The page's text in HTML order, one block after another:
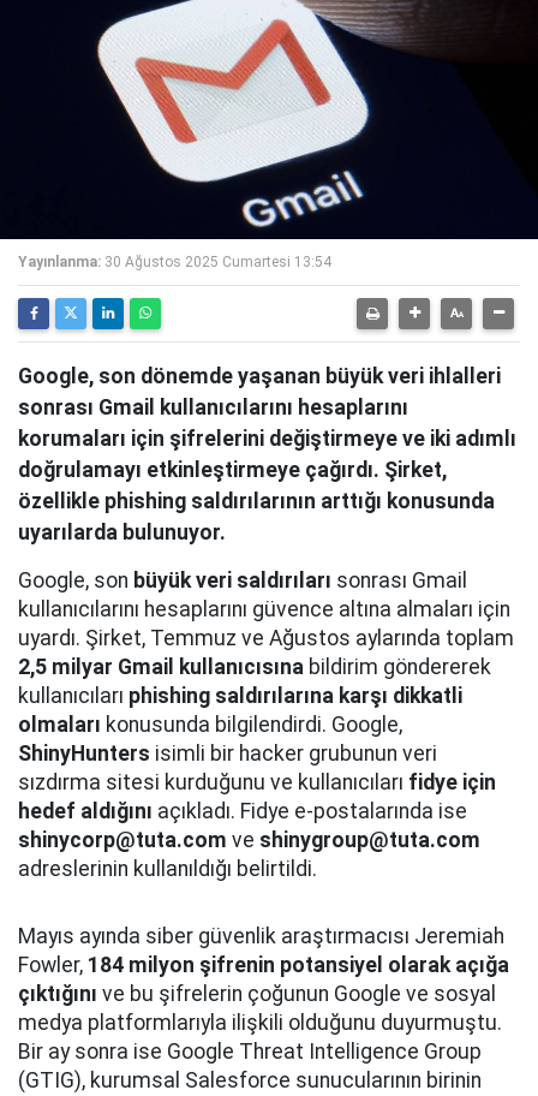
Yayınlanma: 30 Ağustos 2025 Cumartesi 13:54
Google, son dönemde yaşanan büyük veri ihlalleri
sonrası Gmail kullanıcılarını hesaplarını
korumaları için şifrelerini değiştirmeye ve iki adımlı
doğrulamayı etkinleştirmeye çağırdı. Şirket,
özellikle phishing saldırılarının arttığı konusunda
uyarılarda bulunuyor.
Google, son büyük veri saldırıları sonrası Gmail
kullanıcılarını hesaplarını güvence altına almaları için
uyardı. Şirket, Temmuz ve Ağustos aylarında toplam
2,5 milyar Gmail kullanıcısına bildirim göndererek
kullanıcıları phishing saldırılarına karşı dikkatli
olmaları konusunda bilgilendirdi. Google,
ShinyHunters isimli bir hacker grubunun veri
sızdırma sitesi kurduğunu ve kullanıcıları fidye için
hedef aldığını açıkladı. Fidye e-postalarında ise
shinycorp@tuta.com ve shinygroup@tuta.com
adreslerinin kullanıldığı belirtildi.
Mayıs ayında siber güvenlik araştırmacısı Jeremiah
Fowler, 184 milyon şifrenin potansiyel olarak açığa
çıktığını ve bu şifrelerin çoğunun Google ve sosyal
medya platformlarıyla ilişkili olduğunu duyurmuştu.
Bir ay sonra ise Google Threat Intelligence Group
(GTIG), kurumsal Salesforce sunucularının birinin